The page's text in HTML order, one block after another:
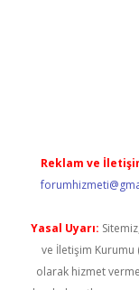
Reklam ve
Yasal Uyarı:
ve İletişim Kurumu
olarak hizmet